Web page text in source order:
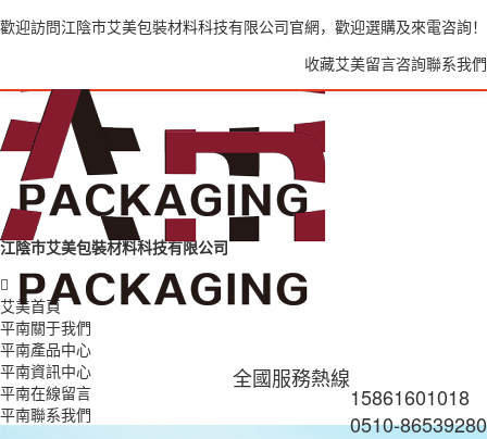
歡迎訪問江陰市艾美包裝材料科技有限公司官網，歡迎選購及來電咨詢！
收藏艾美留言咨詢聯系我們
全國服務熱線
15861601018
0510-86539280
江陰市艾美包裝材料科技有限公司
艾美首頁
平南關于我們
平南產品中心
平南資訊中心
平南在線留言
平南聯系我們